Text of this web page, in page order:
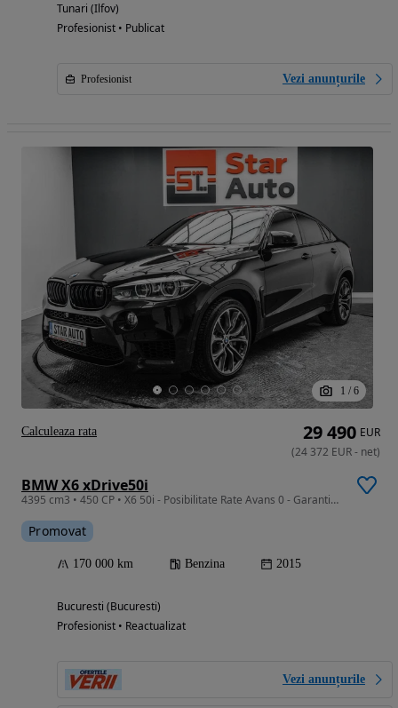
Tunari (Ilfov)
Profesionist • Publicat
Profesionist Vezi anunțurile
1 / 6
BMW X6 xDrive50i
4395 cm3 • 450 CP • X6 50i - Posibilitate Rate Avans 0 - Garantie 12 Luni - IMPECABILA
Promovat
170 000 km Benzina 2015
Bucuresti (Bucuresti)
Profesionist • Reactualizat
Vezi anunțurile
29 490 EUR
(24 372 EUR- net)
Calculeaza rata